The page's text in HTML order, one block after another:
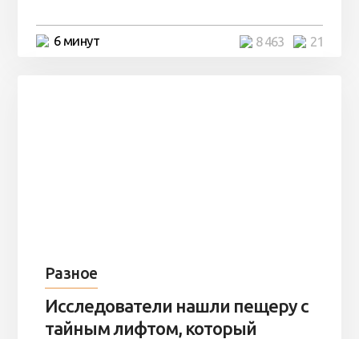
6 минут 21
8 463
Разное
Исследователи нашли пещеру с
тайным лифтом, который